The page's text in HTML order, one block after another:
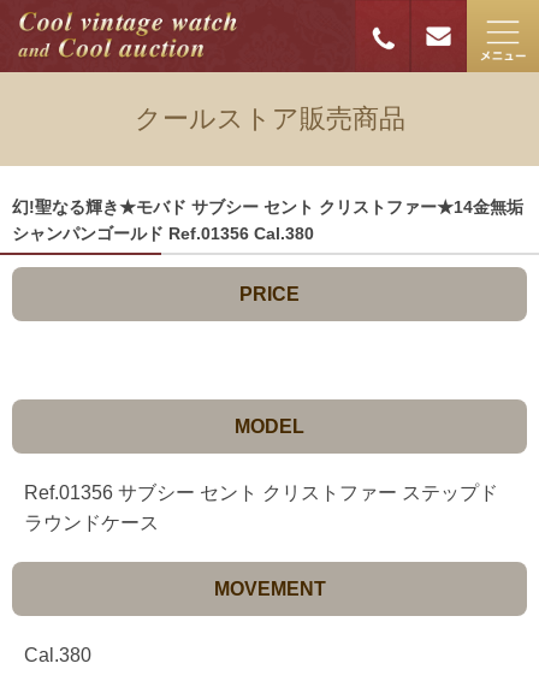
クールストア販売商品
幻!聖なる輝き★モバド サブシー セント クリストファー★14金無垢
シャンパンゴールド Ref.01356 Cal.380
PRICE
MODEL
Ref.01356 サブシー セント クリストファー ステップド
ラウンドケース
MOVEMENT
Cal.380